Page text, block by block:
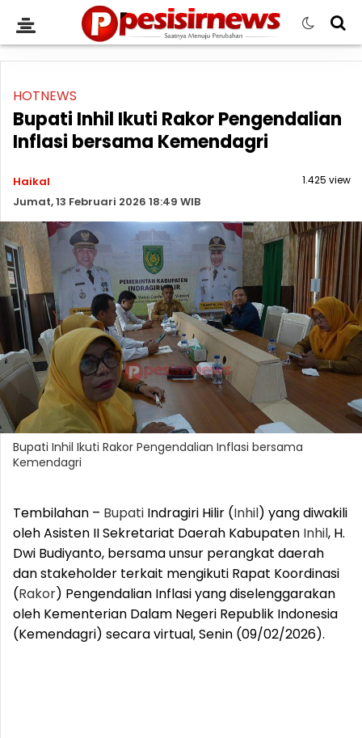
HOTNEWS
Bupati Inhil Ikuti Rakor Pengendalian
Inflasi bersama Kemendagri
Haikal
Jumat, 13 Februari 2026 18:49 WIB
1.425 view
Bupati Inhil Ikuti Rakor Pengendalian Inflasi bersama
Kemendagri
Tembilahan – Bupati Indragiri Hilir (Inhil) yang diwakili
oleh Asisten II Sekretariat Daerah Kabupaten Inhil, H.
Dwi Budiyanto, bersama unsur perangkat daerah
dan stakeholder terkait mengikuti Rapat Koordinasi
(Rakor) Pengendalian Inflasi yang diselenggarakan
oleh Kementerian Dalam Negeri Republik Indonesia
(Kemendagri) secara virtual, Senin (09/02/2026).